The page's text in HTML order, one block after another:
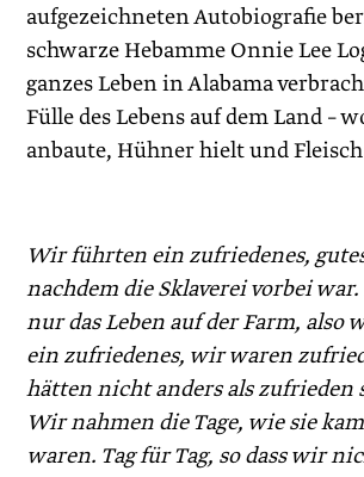
aufgezeichneten Autobiografie
schwarze Hebamme Onnie Lee
ganzes Leben in Alabama
Fülle des Lebens auf dem Land –
anbaute, Hühner hielt und
Wir führten ein zufriedenes,
nachdem die Sklaverei vorbei
nur das Leben auf der Farm, also
ein zufriedenes, wir waren
hätten nicht anders als zufrieden
Wir nahmen die Tage, wie sie
waren. Tag für Tag, so dass wir